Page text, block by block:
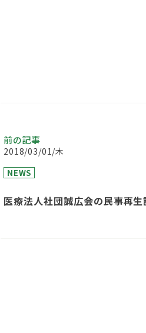
前の記事
2018/03/01/木
NEWS
医療法人社団誠広会の民事再生